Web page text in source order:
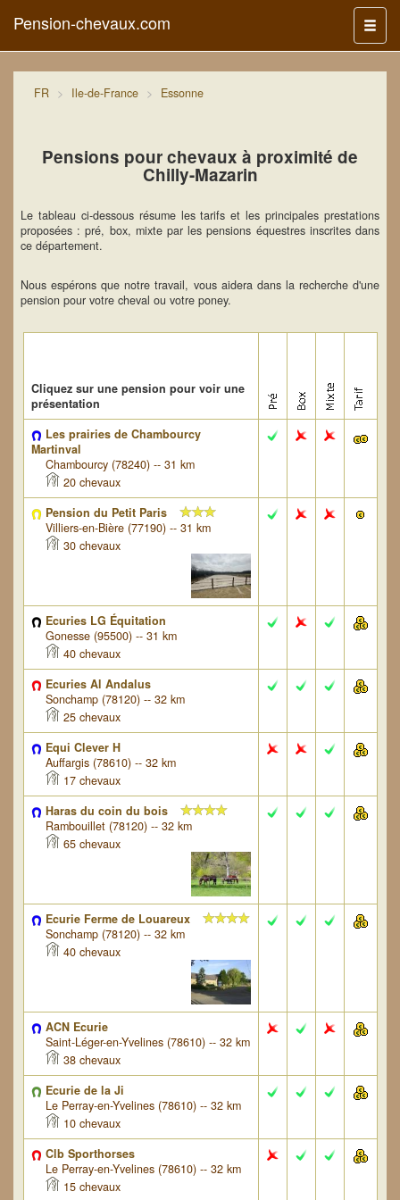
Menu
Pension-chevaux.com
FR Ile-de-France Essonne
Pensions pour chevaux à proximité de
Chilly-Mazarin
Le tableau ci-dessous résume les tarifs et les principales prestations
proposées : pré, box, mixte par les pensions équestres inscrites dans
ce département.
Nous espérons que notre travail, vous aidera dans la recherche d'une
pension pour votre cheval ou votre poney.
Cliquez sur une pension pour voir une
présentation
Les prairies de Chambourcy
Martinval
Chambourcy (78240) -- 31 km
20 chevaux
Pension du Petit Paris
Villiers-en-Bière (77190) -- 31 km
30 chevaux
Ecuries LG Équitation
Gonesse (95500) -- 31 km
40 chevaux
Ecuries Al Andalus
Sonchamp (78120) -- 32 km
25 chevaux
Equi Clever H
Auffargis (78610) -- 32 km
17 chevaux
Haras du coin du bois
Rambouillet (78120) -- 32 km
65 chevaux
Ecurie Ferme de Louareux
Sonchamp (78120) -- 32 km
40 chevaux
ACN Ecurie
Saint-Léger-en-Yvelines (78610) -- 32 km
38 chevaux
Ecurie de la Ji
Le Perray-en-Yvelines (78610) -- 32 km
10 chevaux
Clb Sporthorses
Le Perray-en-Yvelines (78610) -- 32 km
15 chevaux